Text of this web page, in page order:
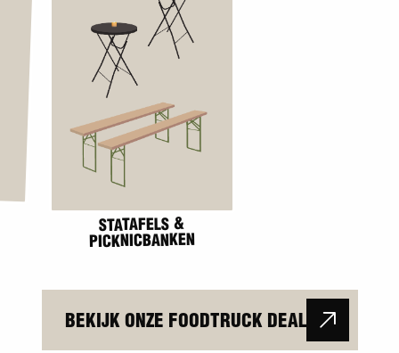
STATAFELS &
PICKNICBANKEN
BEKIJK ONZE FOODTRUCK DEAL